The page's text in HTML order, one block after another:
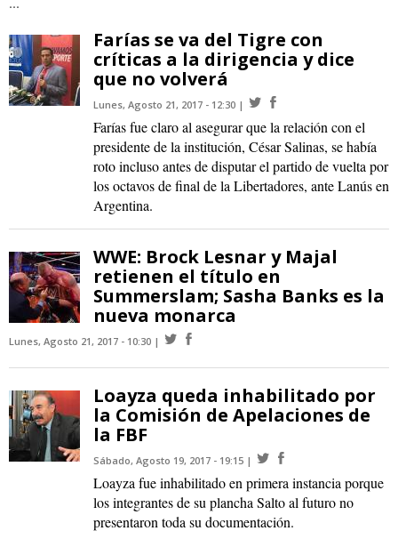
Farías se va del Tigre con
críticas a la dirigencia y dice
que no volverá
Lunes, Agosto 21, 2017 - 12:30
Farías fue claro al asegurar que la relación con el
presidente de la institución, César Salinas, se había
roto incluso antes de disputar el partido de vuelta por
los octavos de final de la Libertadores, ante Lanús en
Argentina.
WWE: Brock Lesnar y Majal
retienen el título en
Summerslam; Sasha Banks es la
nueva monarca
Lunes, Agosto 21, 2017 - 10:30
Loayza queda inhabilitado por
la Comisión de Apelaciones de
la FBF
Sábado, Agosto 19, 2017 - 19:15
Loayza fue inhabilitado en primera instancia porque
los integrantes de su plancha Salto al futuro no
presentaron toda su documentación.